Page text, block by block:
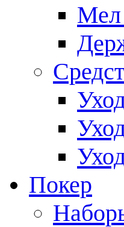
Мел
Покер